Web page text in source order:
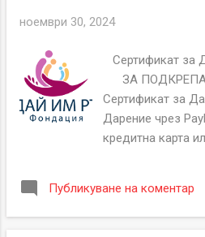
ноември 30, 2024
Сертификат
ЗА
Сертификат за
Дарение чрез
кредитна карта
Krasimira
Основание/Кам...
Публикуване на коментар